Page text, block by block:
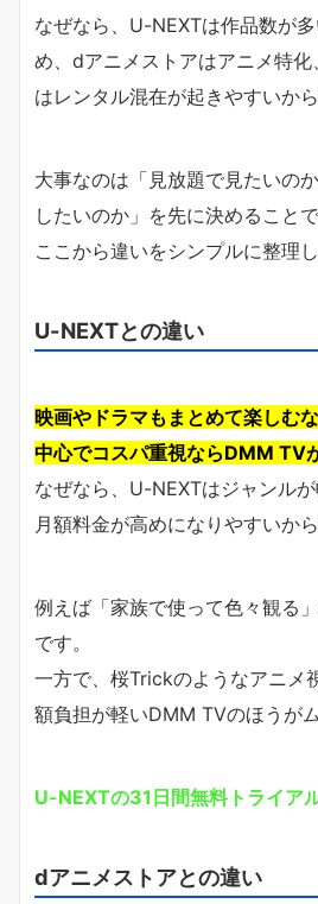
なぜなら、U-NEXTは作品数が
め、dアニメストアはアニメ特
はレンタル混在が起きやすいから
大事なのは「見放題で見たいの
したいのか」を先に決めることで
ここから違いをシンプルに整理し
U-NEXTとの違い
映画やドラマもまとめて楽しむ
中心でコスパ重視ならDMM TV
なぜなら、U-NEXTはジャンルが
月額料金が高めになりやすいから
例えば「家族で使って色々観る
です。
一方で、桜Trickのようなアニメ
額負担が軽いDMM TVのほうが
U-NEXTの31日間無料トライア
dアニメストアとの違い